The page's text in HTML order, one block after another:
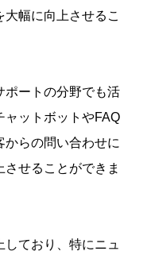
幅に向上させるこ
ポートの分野でも活
ャットボットやFAQ
からの問い合わせに
せることができま
ており、特にニュ